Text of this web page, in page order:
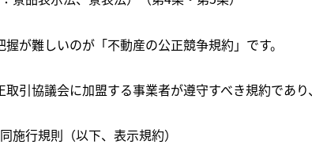
が難しいのが「不動産の公正競争規約」です。
引協議会に加盟する事業者が遵守すべき規約であり、
施行規則（以下、表示規約）